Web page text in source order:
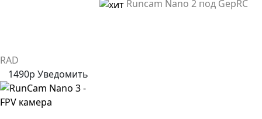
Runcam Nano 2 под GepRC
RAD
1490р Уведомить